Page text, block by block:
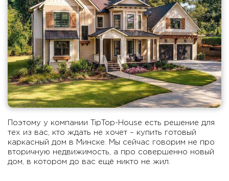
Поэтому у компании TipTop-House есть решение для
тех из вас, кто ждать не хочет – купить готовый
каркасный дом в Минске. Мы сейчас говорим не про
вторичную недвижимость, а про совершенно новый
дом, в котором до вас ещё никто не жил.